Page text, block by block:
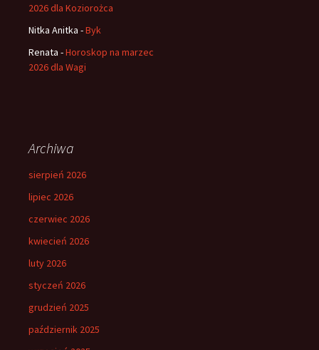
2026 dla Koziorożca
Nitka Anitka -Byk
Renata -Horoskop na marzec
2026 dla Wagi
Archiwa
sierpień 2026
lipiec 2026
czerwiec 2026
kwiecień 2026
luty 2026
styczeń 2026
grudzień 2025
październik 2025